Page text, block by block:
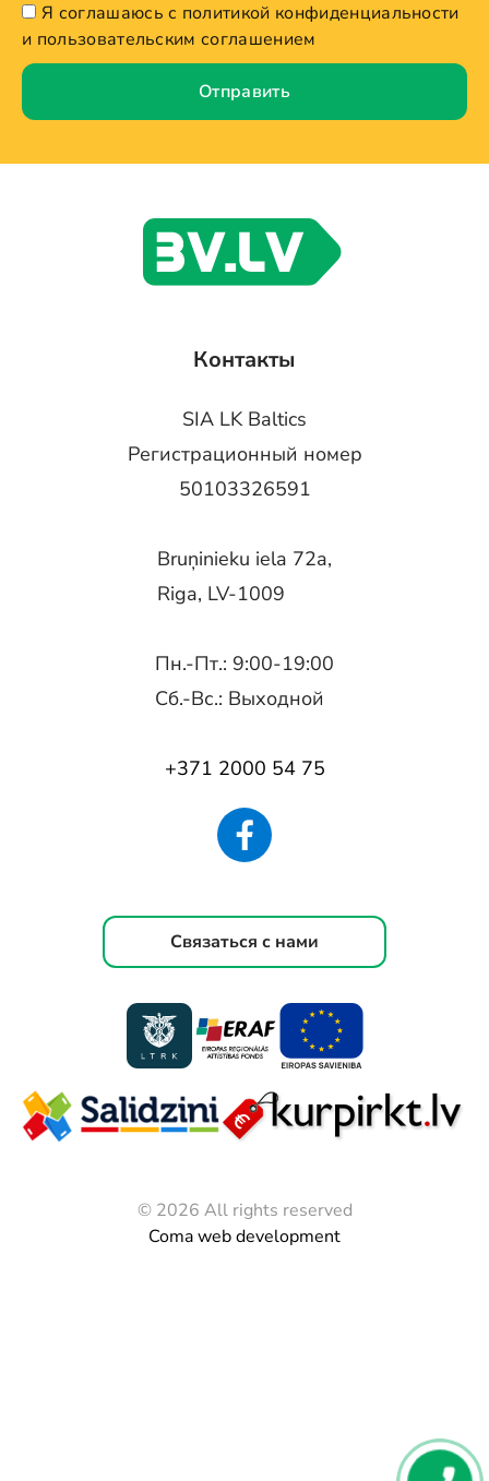
Я соглашаюсь с политикой конфиденциальности
и пользовательским соглашением
Отправить
Контакты
SIA LK Baltics
Регистрационный номер
50103326591
Bruņinieku iela 72a,
Riga, LV-1009
Пн.-Пт.: 9:00-19:00
Сб.-Вс.: Выходной
+371 2000 54 75
Связаться с нами
© 2026 All rights reserved
Coma web development